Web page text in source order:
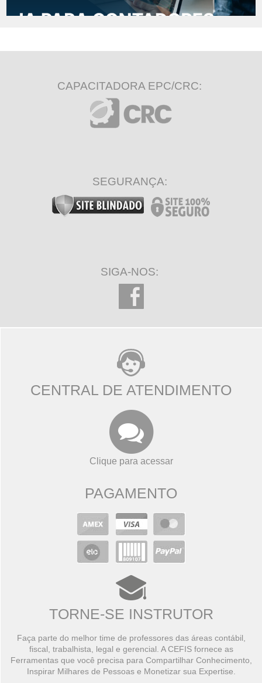
CAPACITADORA EPC/CRC:
SEGURANÇA:
SIGA-NOS:
CENTRAL DE ATENDIMENTO
Clique para acessar
PAGAMENTO
TORNE-SE INSTRUTOR
Faça parte do melhor time de professores das áreas contábil,
fiscal, trabalhista, legal e gerencial. A CEFIS fornece as
Ferramentas que você precisa para Compartilhar Conhecimento,
Inspirar Milhares de Pessoas e Monetizar sua Expertise.